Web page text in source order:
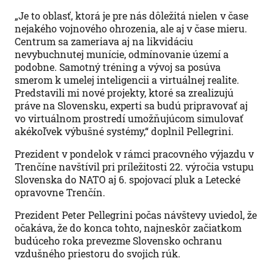
„Je to oblasť, ktorá je pre nás dôležitá nielen v čase
nejakého vojnového ohrozenia, ale aj v čase mieru.
Centrum sa zameriava aj na likvidáciu
nevybuchnutej munície, odmínovanie území a
podobne. Samotný tréning a vývoj sa posúva
smerom k umelej inteligencii a virtuálnej realite.
Predstavili mi nové projekty, ktoré sa zrealizujú
práve na Slovensku, experti sa budú pripravovať aj
vo virtuálnom prostredí umožňujúcom simulovať
akékoľvek výbušné systémy,“ doplnil Pellegrini.
Prezident v pondelok v rámci pracovného výjazdu v
Trenčíne navštívil pri príležitosti 22. výročia vstupu
Slovenska do NATO aj 6. spojovací pluk a Letecké
opravovne Trenčín.
Prezident Peter Pellegrini počas návštevy uviedol, že
očakáva, že do konca tohto, najneskôr začiatkom
budúceho roka prevezme Slovensko ochranu
vzdušného priestoru do svojich rúk.